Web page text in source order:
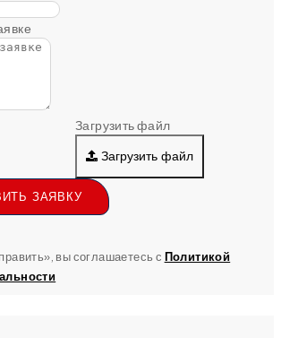
Загрузить файл
Загрузить файл
ЗАЯВКУ
вы соглашаетесь с Политикой